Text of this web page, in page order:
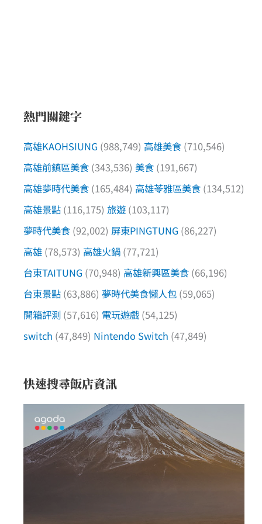
熱門關鍵字
高雄KAOHSIUNG (988,749) 高雄美食 (710,546)
高雄前鎮區美食 (343,536) 美食 (191,667)
高雄夢時代美食 (165,484) 高雄苓雅區美食 (134,512)
高雄景點 (116,175) 旅遊 (103,117)
夢時代美食 (92,002) 屏東PINGTUNG (86,227)
高雄 (78,573) 高雄火鍋 (77,721)
台東TAITUNG (70,948) 高雄新興區美食 (66,196)
台東景點 (63,886) 夢時代美食懶人包 (59,065)
開箱評測 (57,616) 電玩遊戲 (54,125)
switch (47,849) Nintendo Switch (47,849)
快速搜尋飯店資訊